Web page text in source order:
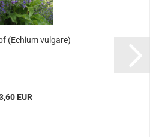
(Echium vulgare)
EUR